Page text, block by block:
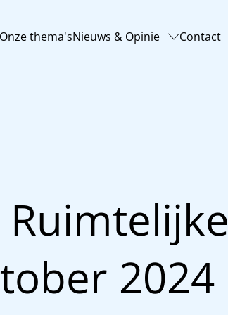
thema'sNieuws & Opinie Contact
2024